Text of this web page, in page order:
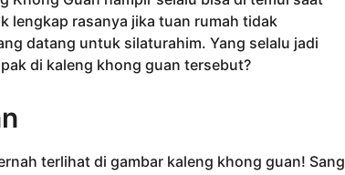
lengkap rasanya jika tuan rumah tidak
datang untuk silaturahim. Yang selalu jadi
di kaleng khong guan tersebut?
terlihat di gambar kaleng khong guan! Sang